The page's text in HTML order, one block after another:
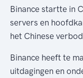
Binance startte in
servers en
het Chinese
Binance heeft te
uitdagingen en